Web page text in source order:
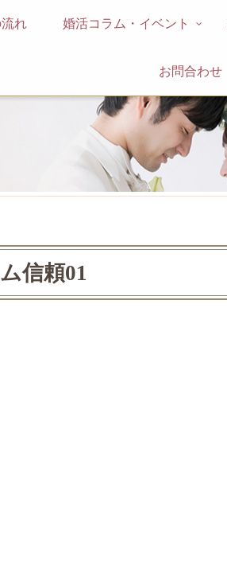
れ 婚活コラム・イベント
お問合わせ
信頼01